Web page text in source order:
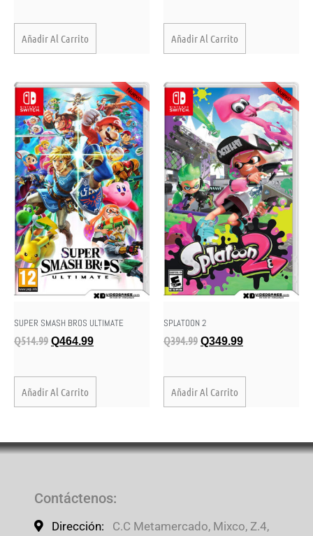
Añadir Al Carrito Añadir Al Carrito
SUPER SMASH BROS ULTIMATE
Q514.99 Q464.99
Añadir Al Carrito
SPLATOON 2
Q394.99 Q349.99
Añadir Al Carrito
Contáctenos:
Dirección:
C.C Metamercado, Mixco, Z.4,